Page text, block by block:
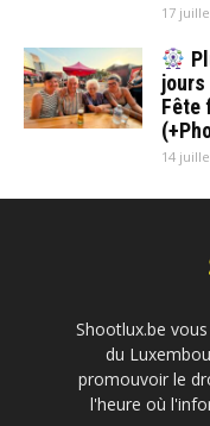
17
Fête
14
Shootlux.be
du
promouvoir le
l'heure où